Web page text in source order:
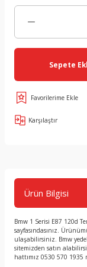
Sepete
Karşılaştır
Ürün Bilgisi
Bmw 1 Serisi E87 120d
sayfasındasınız.
ulaşabilirsiniz. Bmw
sitemizden satın
hattımız 0530 570